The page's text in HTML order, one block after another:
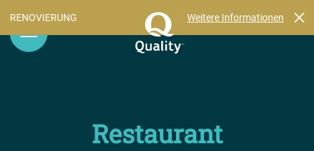
Restaurant
RENOVIERUNG Weitere Informationen